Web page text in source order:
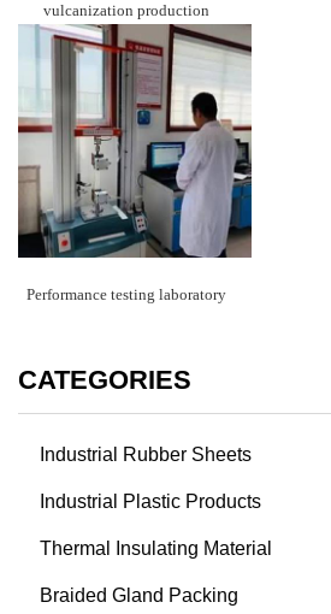
vulcanization production
Performance testing laboratory
CATEGORIES
Industrial Rubber Sheets
Industrial Plastic Products
Thermal Insulating Material
Braided Gland Packing